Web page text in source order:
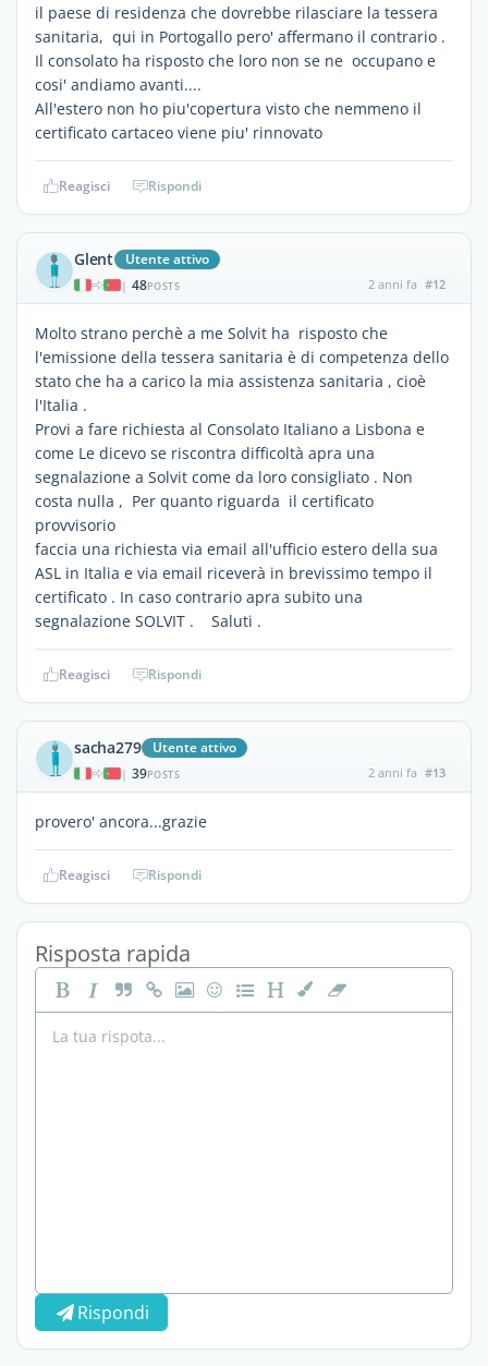
il paese di residenza che dovrebbe rilasciare la tessera
sanitaria, qui in Portogallo pero' affermano il contrario .
Il consolato ha risposto che loro non se ne occupano e
cosi' andiamo avanti....
All'estero non ho piu'copertura visto che nemmeno il
certificato cartaceo viene piu' rinnovato
Reagisci Rispondi
Glent Utente attivo
| 48POSTS 2 anni fa #12
Molto strano perchè a me Solvit ha risposto che
l'emissione della tessera sanitaria è di competenza dello
stato che ha a carico la mia assistenza sanitaria , cioè
l'Italia .
Provi a fare richiesta al Consolato Italiano a Lisbona e
come Le dicevo se riscontra difficoltà apra una
segnalazione a Solvit come da loro consigliato . Non
costa nulla , Per quanto riguarda il certificato
provvisorio
faccia una richiesta via email all'ufficio estero della sua
ASL in Italia e via email riceverà in brevissimo tempo il
certificato . In caso contrario apra subito una
segnalazione SOLVIT . Saluti .
Reagisci Rispondi
sacha279 Utente attivo
| 39POSTS 2 anni fa #13
provero' ancora...grazie
Reagisci Rispondi
Risposta rapida
Rispondi